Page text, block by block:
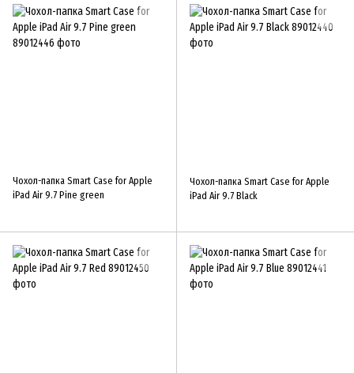
Чохол-папка Smart Case for Apple
iPad Air 9.7 Pine green
Чохол-папка Smart Case for Apple
iPad Air 9.7 Black